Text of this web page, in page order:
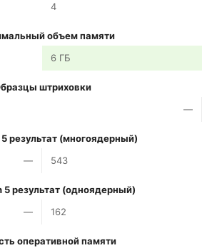
4
объем памяти
6 ГБ
штриховки
—
результат (многоядерный)
—
543
5 результат (одноядерный)
—
162
оперативной памяти